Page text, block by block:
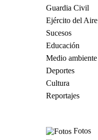
Guardia Civil
Ejército del Aire
Sucesos
Educación
Medio ambiente
Deportes
Cultura
Reportajes
Fotos